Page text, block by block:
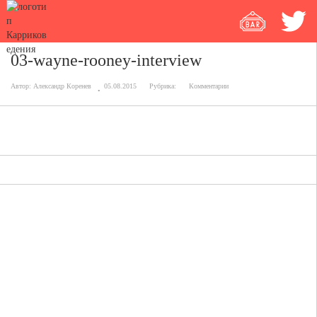
03-wayne-rooney-interview
Автор: Александр Коренев 05.08.2015 Рубрика: Комментарии